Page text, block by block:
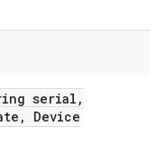
serial ,
,
Device